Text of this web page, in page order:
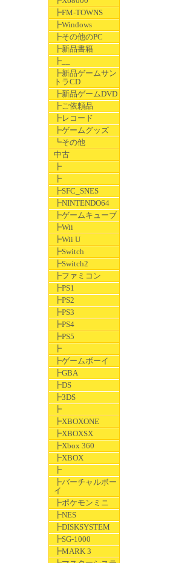
┣FM-TOWNS
┣Windows
┣その他のPC
┣新品書籍
┣__
┣新品ゲームサン
トラCD
┣新品ゲームDVD
┣ご依頼品
┣レコード
┣ゲームグッズ
┗その他
中古
┣
┣
┣SFC_SNES
┣NINTENDO64
┣ゲームキューブ
┣Wii
┣Wii U
┣Switch
┣Switch2
┣ファミコン
┣PS1
┣PS2
┣PS3
┣PS4
┣PS5
┣
┣ゲームボーイ
┣GBA
┣DS
┣3DS
┣
┣XBOXONE
┣XBOXSX
┣Xbox 360
┣XBOX
┣
┣バーチャルボー
イ
┣ポケモンミニ
┣NES
┣DISKSYSTEM
┣SG-1000
┣MARK 3